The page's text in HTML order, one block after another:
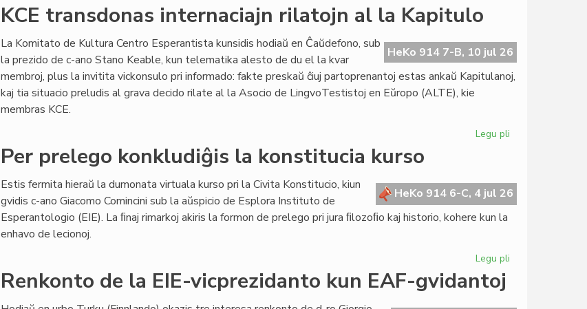
Konkurso
EKRA:
rezultoj
KCE transdonas internaciajn rilatojn al la Kapitulo
HeKo 914 7-B, 10 jul 26
La Komitato de Kultura Centro Esperantista kunsidis hodiaŭ en Ĉaŭdefono, sub
la prezido de c-ano Stano Keable, kun telematika alesto de du el la kvar
membroj, plus la invitita vickonsulo pri informado: fakte preskaŭ ĉiuj partoprenantoj estas ankaŭ Kapitulanoj,
kaj tia situacio preludis al grava decido rilate al la Asocio de LingvoTestistoj en Eŭropo (ALTE), kie
membras KCE.
Legu pli
rilatojn
al
Per prelego konkludiĝis la konstitucia kurso
HeKo 914 6-C, 4 jul 26
Estis fermita hieraŭ la dumonata virtuala kurso pri la Civita Konstitucio, kiun
gvidis c-ano Giacomo Comincini sub la aŭspicio de Esplora Instituto de
Esperantologio (EIE). La ﬁnaj rimarkoj akiris la formon de prelego pri jura ﬁlozoﬁo kaj historio, kohere kun la
enhavo de lecionoj.
Legu pli
Renkonto de la EIE-vicprezidanto kun EAF-gvidantoj